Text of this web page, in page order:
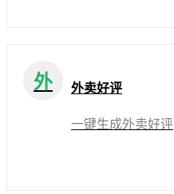
外 外卖好评
一键生成外卖好评